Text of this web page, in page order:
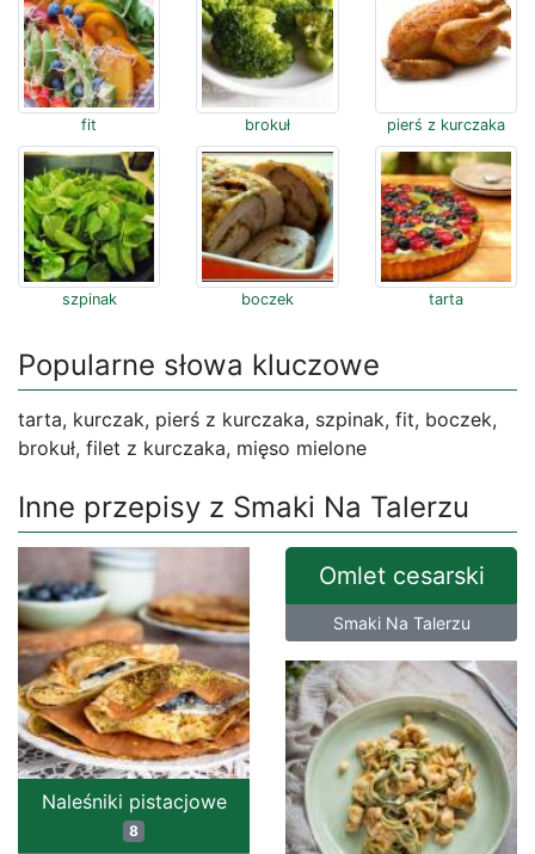
fit brokuł pierś z kurczaka
szpinak boczek tarta
Popularne słowa kluczowe
tarta, kurczak, pierś z kurczaka, szpinak, fit, boczek,
brokuł, filet z kurczaka, mięso mielone
Inne przepisy z Smaki Na Talerzu
Naleśniki pistacjowe
8
Omlet cesarski
Smaki Na Talerzu